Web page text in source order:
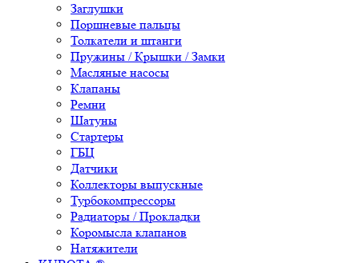
Заглушки
Поршневые пальцы
Толкатели и штанги
Пружины / Крышки / Замки
Масляные насосы
Клапаны
Ремни
Шатуны
Стартеры
ГБЦ
Датчики
Коллекторы выпускные
Турбокомпрессоры
Радиаторы / Прокладки
Коромысла клапанов
Натяжители